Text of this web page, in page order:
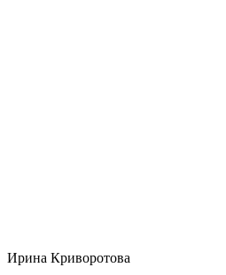
Ирина Криворотова